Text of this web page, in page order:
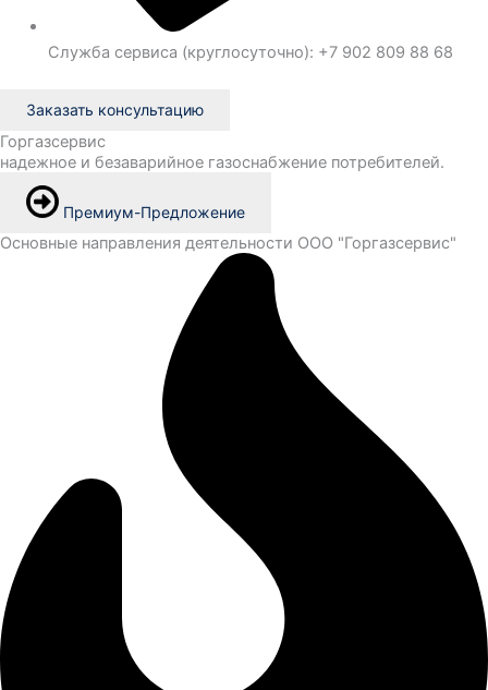
Служба сервиса (круглосуточно): +7 902 809 88 68
Заказать консультацию
Горгазсервис
надежное и безаварийное газоснабжение потребителей.
Премиум-Предложение
Основные направления деятельности ООО "Горгазсервис"